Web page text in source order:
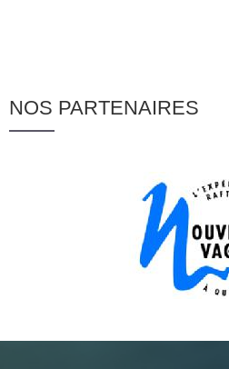
NOS PARTENAIRES